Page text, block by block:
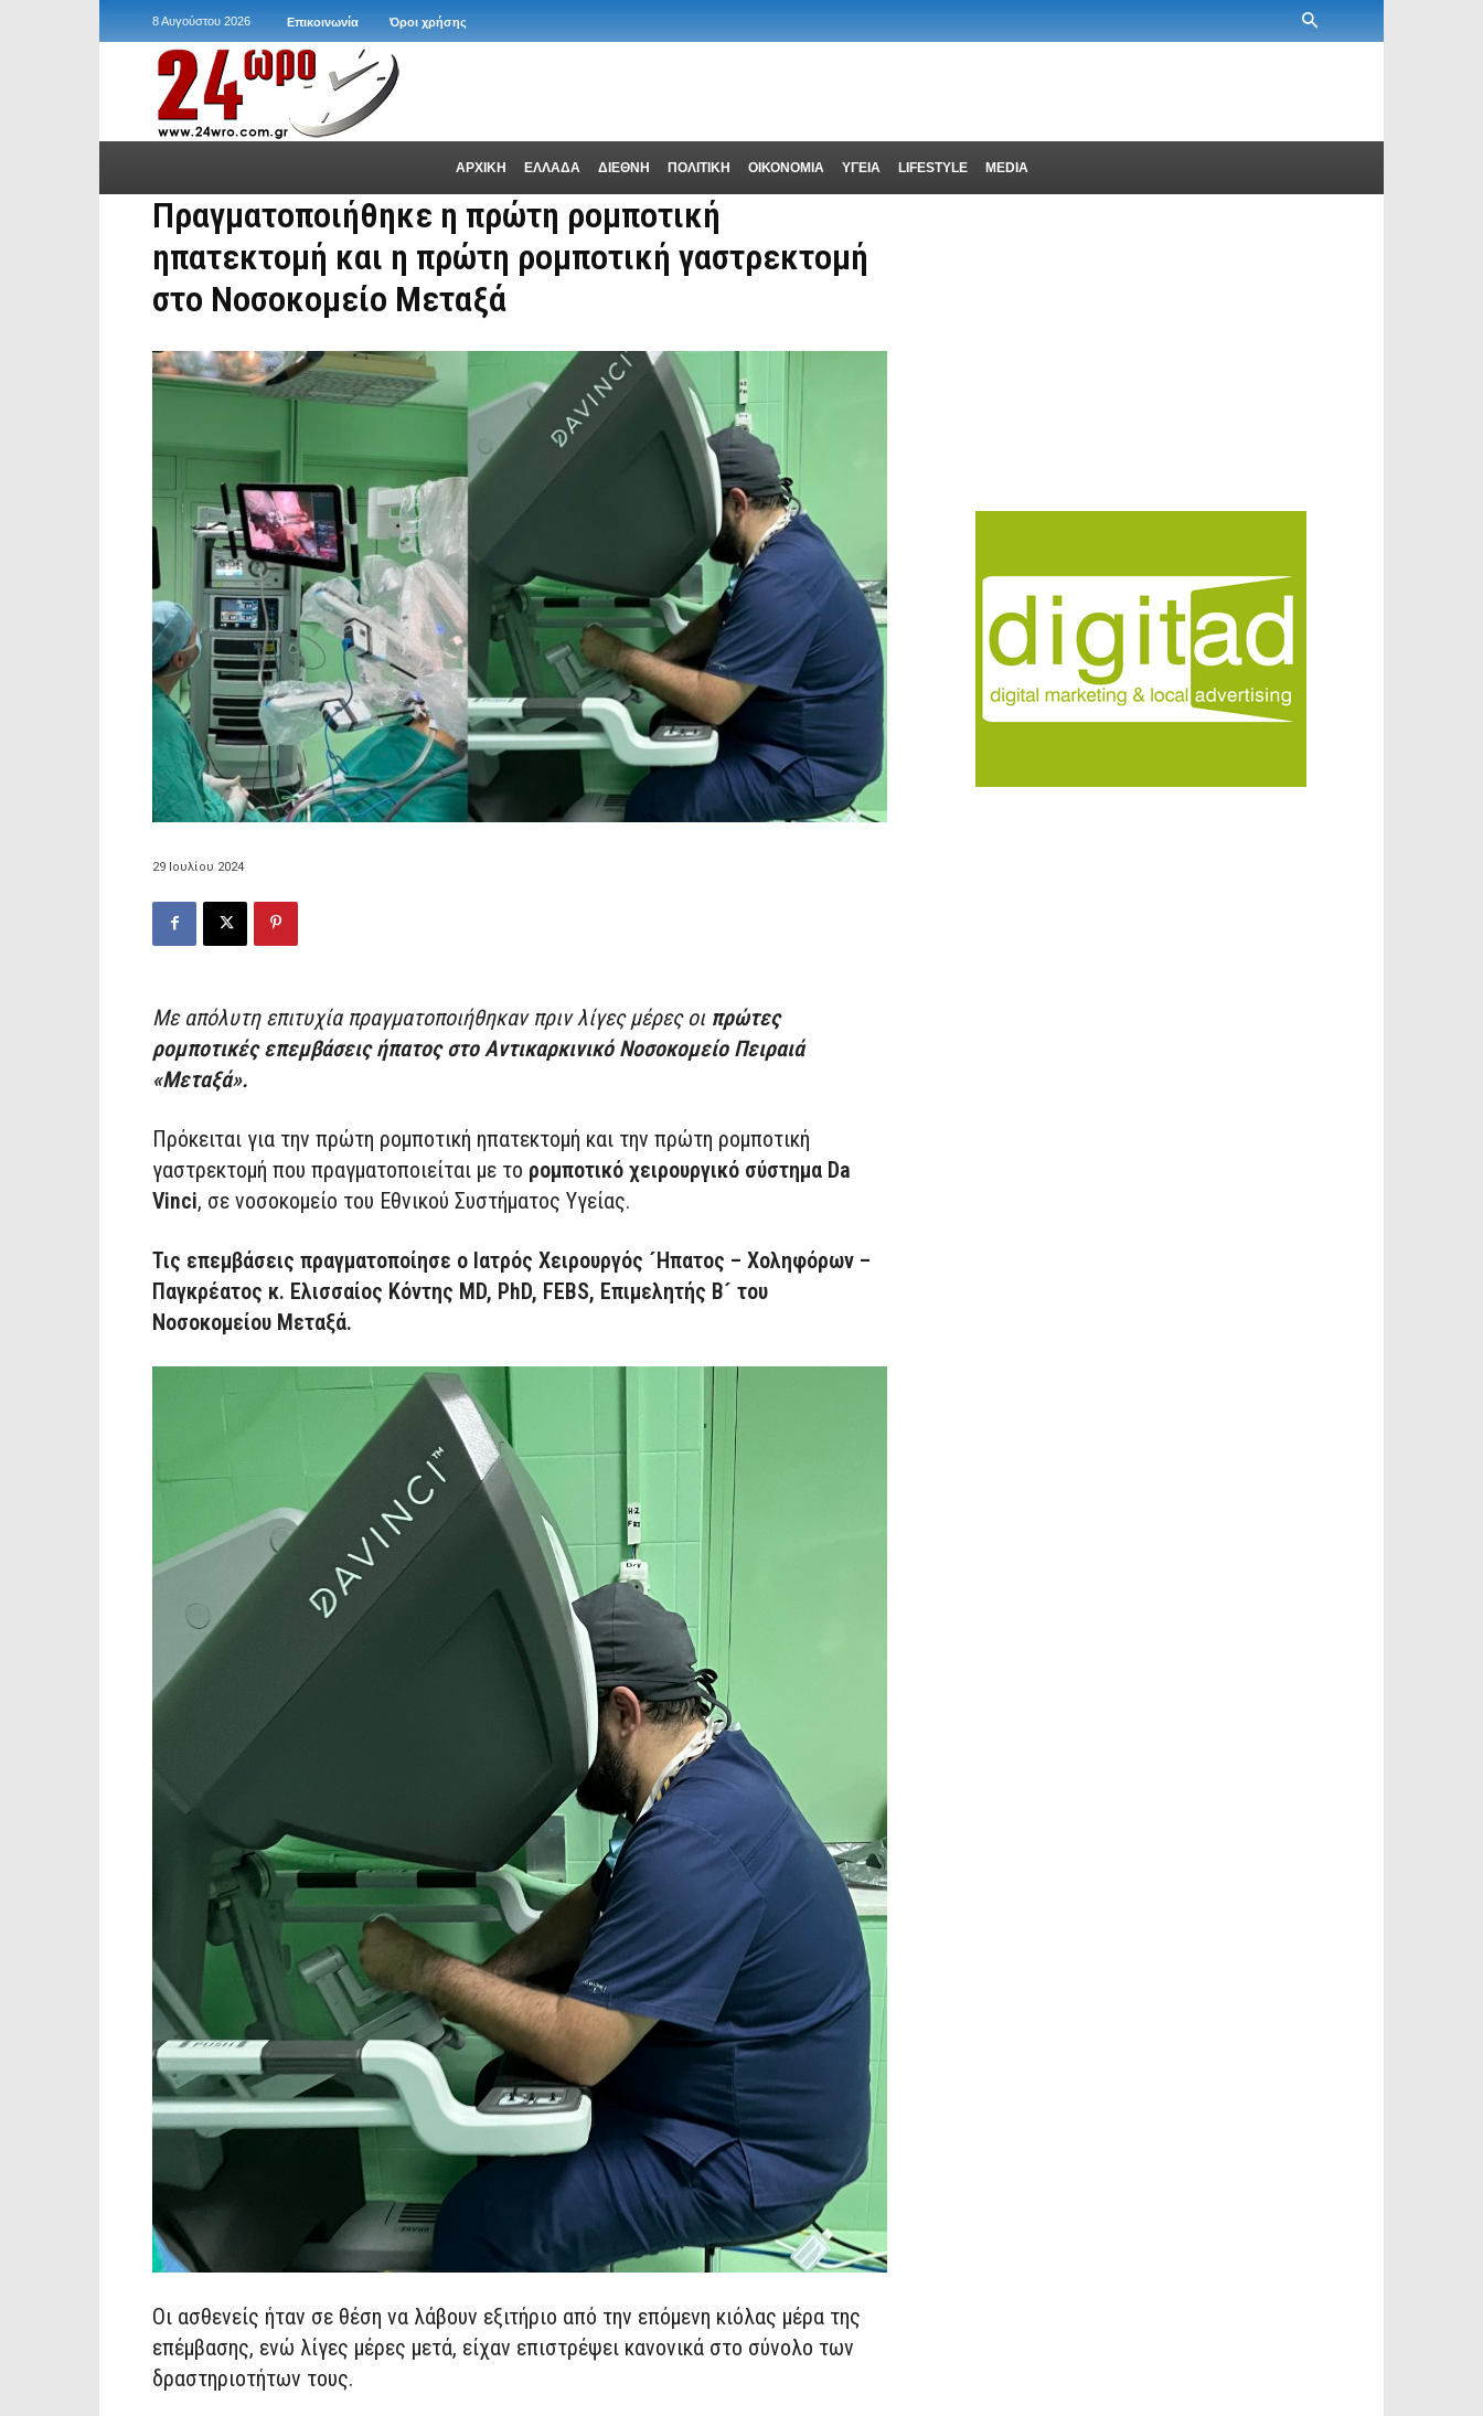
8 Αυγούστου 2026 Επικοινωνία Όροι χρήσης
ΑΡΧΙΚΗ ΕΛΛΑΔΑ ΔΙΕΘΝΗ ΠΟΛΙΤΙΚΗ ΟΙΚΟΝΟΜΙΑ ΥΓΕΙΑ LIFESTYLE MEDIA
Πραγματοποιήθηκε η πρώτη ρομποτική
ηπατεκτομή και η πρώτη ρομποτική γαστρεκτομή
στο Νοσοκομείο Μεταξά
29 Ιουλίου 2024
Με απόλυτη επιτυχία πραγματοποιήθηκαν πριν λίγες μέρες οι πρώτες
ρομποτικές επεμβάσεις ήπατος στοΑντικαρκινικό Νοσοκομείο Πειραιά
«Μεταξά».
Πρόκειται για την πρώτη ρομποτική ηπατεκτομή και την πρώτη ρομποτική
γαστρεκτομή που πραγματοποιείται με το ρομποτικό χειρουργικό σύστημα Da
Vinci, σε νοσοκομείο του Εθνικού Συστήματος Υγείας.
Τις επεμβάσεις πραγματοποίησε ο Ιατρός Χειρουργός ´Ηπατος – Χοληφόρων –
Παγκρέατος κ. Ελισσαίος Κόντης MD, PhD, FEBS, Επιμελητής Β´ του
Νοσοκομείου Μεταξά.
Οι ασθενείς ήταν σε θέση να λάβουν εξιτήριο από την επόμενη κιόλας μέρα της
επέμβασης, ενώ λίγες μέρες μετά, είχαν επιστρέψει κανονικά στο σύνολο των
δραστηριοτήτων τους.